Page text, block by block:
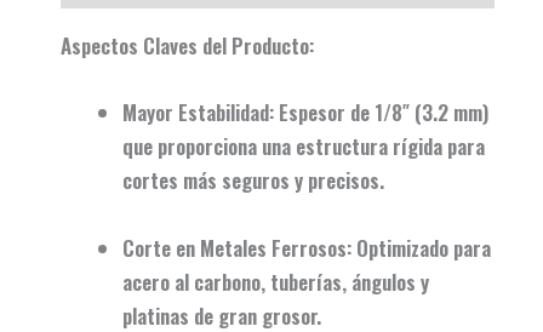
Aspectos Claves del Producto:
Mayor Estabilidad: Espesor de 1/8″ (3.2 mm)
que proporciona una estructura rígida para
cortes más seguros y precisos.
Corte en Metales Ferrosos: Optimizado para
acero al carbono, tuberías, ángulos y
platinas de gran grosor.